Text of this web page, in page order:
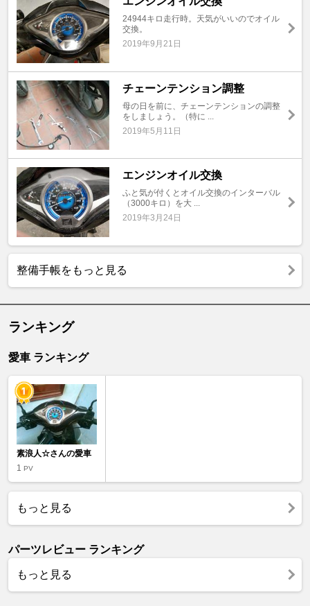
24944キロ走行時。天気がいいのでオイル
交換。
2019年9月21日
チェーンテンション調整
母の日を前に、チェーンテンションの調整
をしましょう。（特に ...
2019年5月11日
エンジンオイル交換
ふと気が付くとオイル交換のインターバル
（3000キロ）を大 ...
2019年3月24日
整備手帳をもっと見る
ランキング
愛車 ランキング
素浪人☆さんの愛車
1 PV
もっと見る
パーツレビュー ランキング
もっと見る